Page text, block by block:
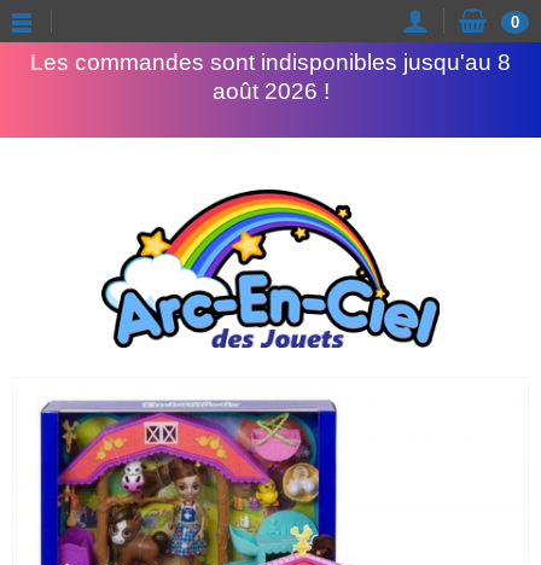
Les commandes sont indisponibles jusqu'au 8
août 2026 !
0